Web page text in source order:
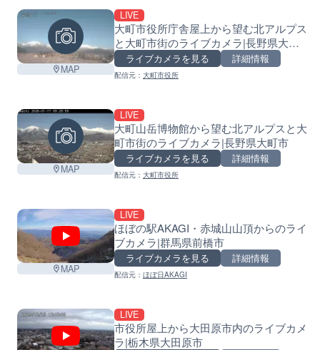
MAP
LIVE
大町市役所庁舎屋上から望む北アルプス
と大町市街のライブカメラ|長野県大町
市
ライブカメラを見る 詳細情報
配信元： 大町市役所
MAP
LIVE
大町山岳博物館から望む北アルプスと大
町市街のライブカメラ|長野県大町市
ライブカメラを見る 詳細情報
配信元： 大町市役所
MAP
LIVE
ほぼの駅AKAGI・赤城山山頂からのライ
ブカメラ|群馬県前橋市
ライブカメラを見る 詳細情報
配信元： ほぼ日AKAGI
LIVE
市役所屋上から大田原市内のライブカメ
ラ|栃木県大田原市